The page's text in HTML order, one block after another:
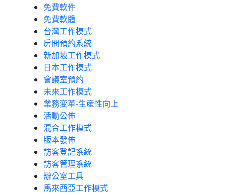
免費軟件
免費軟體
台灣工作模式
房間預約系統
新加坡工作模式
日本工作模式
會議室預約
未來工作模式
業務変革-生産性向上
活動公佈
混合工作模式
版本發佈
訪客登記系統
訪客管理系統
辦公室工具
馬來西亞工作模式